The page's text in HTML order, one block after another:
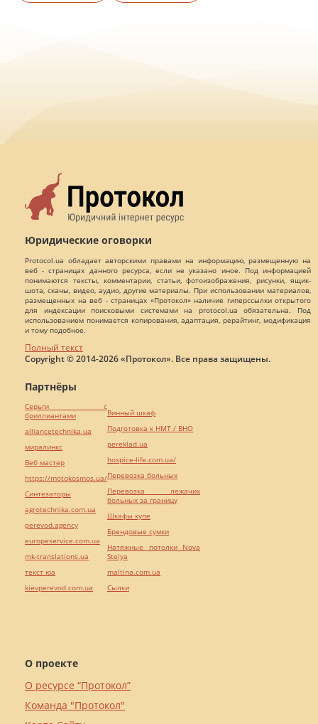
Юридические оговорки
Protocol.ua обладает авторскими правами на информацию, размещенную на
веб - страницах данного ресурса, если не указано иное. Под информацией
понимаются тексты, комментарии, статьи, фотоизображения, рисунки, ящик-
шота, сканы, видео, аудио, другие материалы. При использовании материалов,
размещенных на веб - страницах «Протокол» наличие гиперссылки открытого
для индексации поисковыми системами на protocol.ua обязательна. Под
использованием понимается копирования, адаптация, рерайтинг, модификация
и тому подобное.
Полный текст
Copyright © 2014-2026 «Протокол». Все права защищены.
О проекте
О ресурсе “Протокол”
Команда "Протокол"
Партнёры
Серьги с
бриллиантами
alliancetechnika.ua
миралинкс
Веб мастер
https://motokosmos.ua/
Синтезаторы
agrotechnika.com.ua
perevod.agency
europeservice.com.ua
mk-translations.ua
текст юа
kievperevod.com.ua
Винный шкаф
Подготовка к НМТ / ВНО
pereklad.ua
hospice-life.com.ua/
Перевозка больных
Перевозка лежачих
больных за границу
Шкафы купе
Брендовые сумки
Натяжные потолки Nova
Stelya
maltina.com.ua
Cылки